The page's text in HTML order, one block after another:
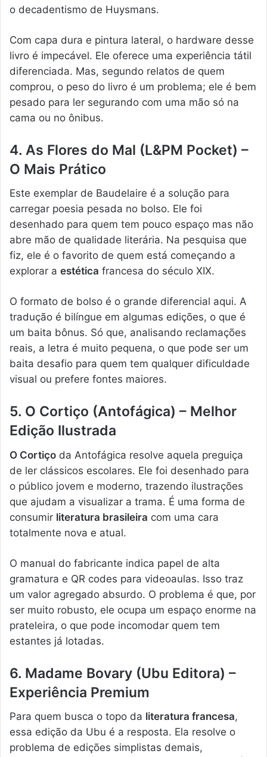
o decadentismo de Huysmans.
Com capa dura e pintura lateral, o hardware desse
livro é impecável. Ele oferece uma experiência tátil
diferenciada. Mas, segundo relatos de quem
comprou, o peso do livro é um problema; ele é bem
pesado para ler segurando com uma mão só na
cama ou no ônibus.
4. As Flores do Mal (L&PM Pocket) –
O Mais Prático
Este exemplar de Baudelaire é a solução para
carregar poesia pesada no bolso. Ele foi
desenhado para quem tem pouco espaço mas não
abre mão de qualidade literária. Na pesquisa que
fiz, ele é o favorito de quem está começando a
explorar a estética francesa do século XIX.
O formato de bolso é o grande diferencial aqui. A
tradução é bilíngue em algumas edições, o que é
um baita bônus. Só que, analisando reclamações
reais, a letra é muito pequena, o que pode ser um
baita desafio para quem tem qualquer dificuldade
visual ou prefere fontes maiores.
5. O Cortiço (Antofágica) – Melhor
Edição Ilustrada
O Cortiço da Antofágica resolve aquela preguiça
de ler clássicos escolares. Ele foi desenhado para
o público jovem e moderno, trazendo ilustrações
que ajudam a visualizar a trama. É uma forma de
consumir literatura brasileira com uma cara
totalmente nova e atual.
O manual do fabricante indica papel de alta
gramatura e QR codes para videoaulas. Isso traz
um valor agregado absurdo. O problema é que, por
ser muito robusto, ele ocupa um espaço enorme na
prateleira, o que pode incomodar quem tem
estantes já lotadas.
6. Madame Bovary (Ubu Editora) –
Experiência Premium
Para quem busca o topo da literatura francesa,
essa edição da Ubu é a resposta. Ela resolve o
problema de edições simplistas demais,